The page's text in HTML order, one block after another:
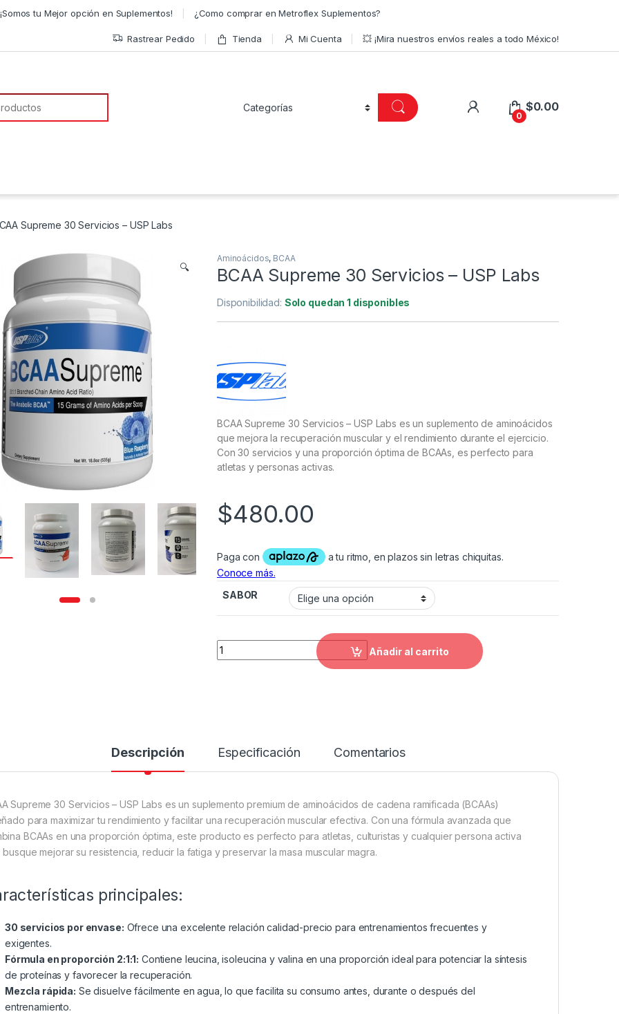
tu Mejor opción en Suplementos! ¿Como comprar en Metroflex Suplementos?
Rastrear Pedido Tienda Mi Cuenta 💥 ¡Mira nuestros envíos reales a todo México!
de:
0
$0.00
Supreme 30 Servicios – USP Labs
🔍
Aminoácidos, BCAA
BCAA Supreme 30 Servicios – USP Labs
Disponibilidad: Solo quedan 1 disponibles
BCAA Supreme 30 Servicios – USP Labs es un suplemento de aminoácidos
que mejora la recuperación muscular y el rendimiento durante el ejercicio.
Con 30 servicios y una proporción óptima de BCAAs, es perfecto para
atletas y personas activas.
$480.00
SABOR
BCAA Supreme 30 Servicios – USP Labs cantidad
Añadir al carrito
Descripción Especificación Comentarios
Supreme 30 Servicios – USP Labs es un suplemento premium de aminoácidos de cadena ramificada (BCAAs)
para maximizar tu rendimiento y facilitar una recuperación muscular efectiva. Con una fórmula avanzada que
BCAAs en una proporción óptima, este producto es perfecto para atletas, culturistas y cualquier persona activa
busque mejorar su resistencia, reducir la fatiga y preservar la masa muscular magra.
principales:
30 servicios por envase: Ofrece una excelente relación calidad-precio para entrenamientos frecuentes y
exigentes.
Fórmula en proporción 2:1:1: Contiene leucina, isoleucina y valina en una proporción ideal para potenciar la síntesis
de proteínas y favorecer la recuperación.
Mezcla rápida: Se disuelve fácilmente en agua, lo que facilita su consumo antes, durante o después del
entrenamiento.